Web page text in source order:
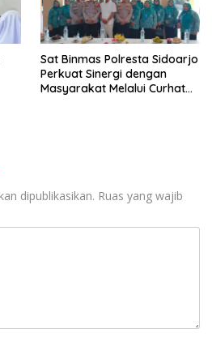
Sat Binmas Polresta Sidoarjo
Perkuat Sinergi dengan
Masyarakat Melalui Curhat
dipublikasikan. Ruas yang wajib